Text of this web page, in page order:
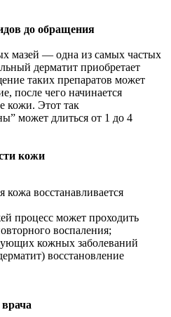
до обращения
мазей — одна из самых частых
дерматит приобретает
таких препаратов может
после чего начинается
кожи. Этот так
может длиться от 1 до 4
кожи
кожа восстанавливается
процесс может проходить
воспаления;
кожных заболеваний
восстановление